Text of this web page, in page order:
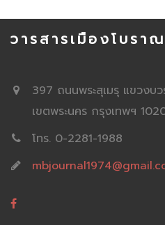
วารสารเมืองโบราณ
397 ถนนพระสุเมรุ แขวงบว
เขตพระนคร กรุงเทพฯ
โทร. 0-2281-1988